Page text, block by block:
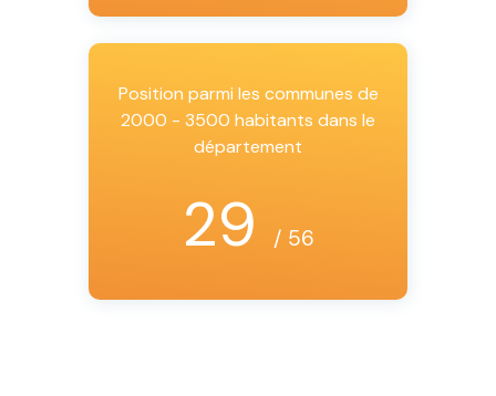
Position parmi les communes de
2000 - 3500 habitants dans le
département
29 / 56